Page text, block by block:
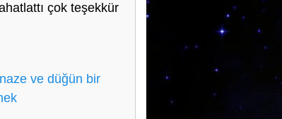
çok teşekkür
ve düğün bir